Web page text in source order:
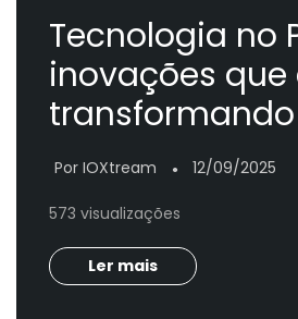
Tecnologia no
inovações que
Por IOXtream ● 12/09/2025
573 visualizações
Ler mais